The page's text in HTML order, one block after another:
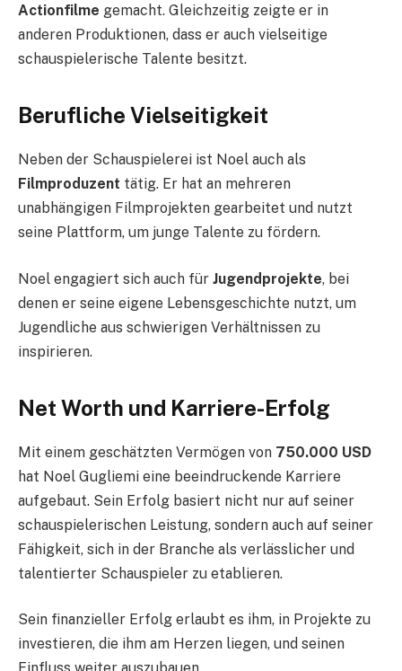
Actionfilme gemacht. Gleichzeitig zeigte er in
anderen Produktionen, dass er auch vielseitige
schauspielerische Talente besitzt.
Berufliche Vielseitigkeit
Neben der Schauspielerei ist Noel auch als
Filmproduzent tätig. Er hat an mehreren
unabhängigen Filmprojekten gearbeitet und nutzt
seine Plattform, um junge Talente zu fördern.
Noel engagiert sich auch für Jugendprojekte, bei
denen er seine eigene Lebensgeschichte nutzt, um
Jugendliche aus schwierigen Verhältnissen zu
inspirieren.
Net Worth und Karriere-Erfolg
Mit einem geschätzten Vermögen von 750.000 USD
hat Noel Gugliemi eine beeindruckende Karriere
aufgebaut. Sein Erfolg basiert nicht nur auf seiner
schauspielerischen Leistung, sondern auch auf seiner
Fähigkeit, sich in der Branche als verlässlicher und
talentierter Schauspieler zu etablieren.
Sein finanzieller Erfolg erlaubt es ihm, in Projekte zu
investieren, die ihm am Herzen liegen, und seinen